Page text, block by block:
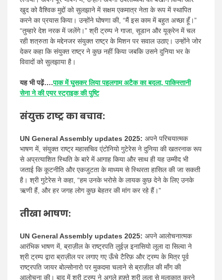
खुद को वैश्विक मुद्दों को सुलझाने में सक्षम एकमात्र नेता के रूप में स्थापित
करने का प्रयास किया। उन्होंने घोषणा की, “मैं इस काम में बहुत अच्छा हूँ।”
“तुम्हारे देश नरक में जलेंगे।” श्री ट्रम्प ने गाजा, सूडान और यूक्रेन में चल
रही शत्रुता के मद्देनजर संयुक्त राष्ट्र के मिशन पर सवाल उठाए। उन्होंने जोर
देकर कहा कि संयुक्त राष्ट्र ने कुछ नहीं किया जबकि उसने दुनिया भर के
विवादों को सुलझाया है।
यह भी पढ़ें….पाक में घुसकर लिया पहलगाम अटैक का बदला, पाकिस्तानी
सेना ने की एयर स्ट्राइक की पुष्टि
संयुक्त राष्ट्र का बचाव:
UN General Assembly updates 2025: अपने परिचयात्मक
भाषण में, संयुक्त राष्ट्र महासचिव एंटोनियो गुटेरेस ने दुनिया की खतरनाक रूप
से अप्रत्याशित स्थिति के बारे में आगाह किया और साथ ही यह उम्मीद भी
जताई कि कूटनीति और एकजुटता के माध्यम से स्थिरता हासिल की जा सकती
है। श्री गुटेरेस ने कहा, “हम उनके भरोसे के लायक कुछ देने के लिए उनके
ऋणी हैं, और हर जगह लोग कुछ बेहतर की मांग कर रहे हैं।”
तीखा भाषण:
UN General Assembly updates 2025: अपने आलोचनात्मक
आरंभिक भाषण में, ब्राज़ील के राष्ट्रपति लुईज़ इनासियो लूला दा सिल्वा ने
श्री ट्रम्प द्वारा ब्राज़ील पर लगाए गए ऊँचे टैरिफ़ और ट्रम्प के मित्र पूर्व
राष्ट्रपति जायर बोल्सोनारो पर मुकदमा चलाने से ब्राज़ील की माँग की
आलोचना की। बाद में श्री ट्रम्प ने अगले हफ़्ते श्री लूला से मुलाक़ात करने